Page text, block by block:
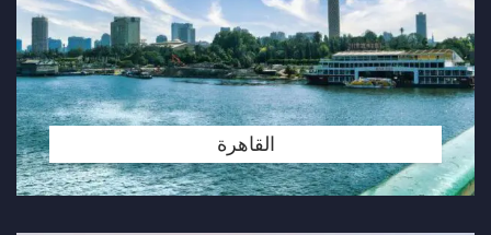
القاهرة